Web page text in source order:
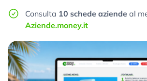
Consulta 10 schede aziende al
Aziende.money.it